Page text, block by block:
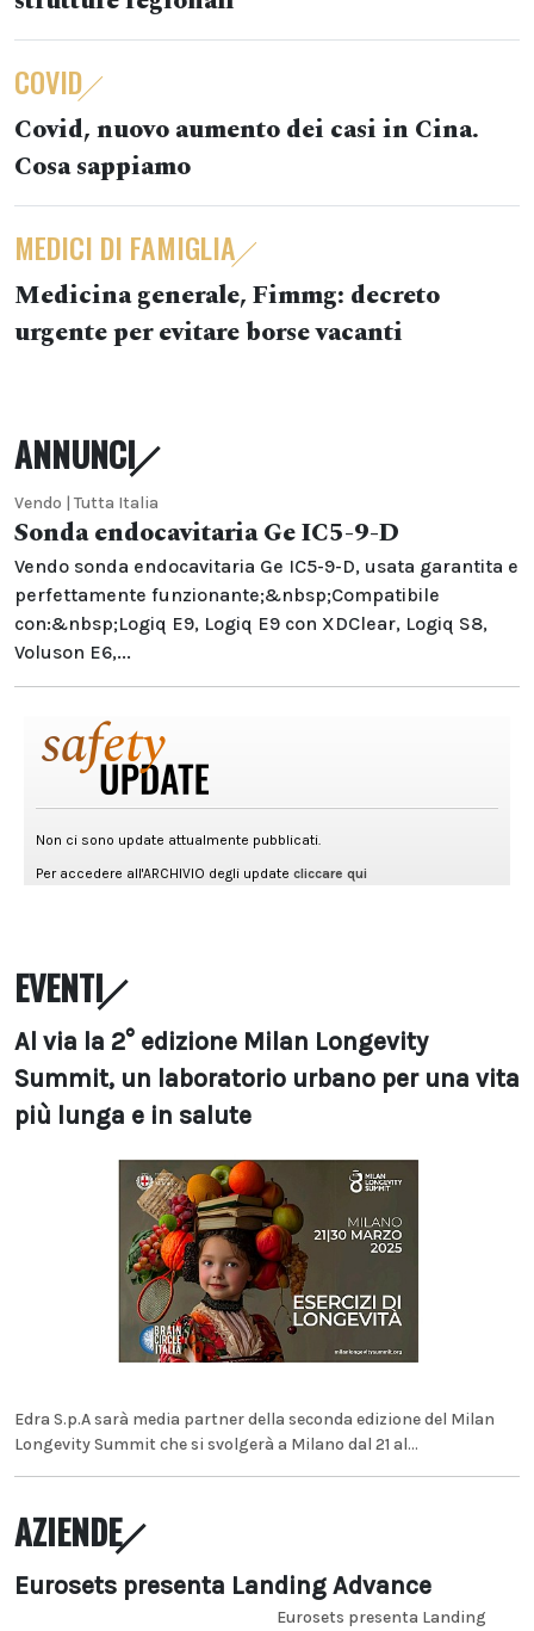
COVID
Covid, nuovo aumento dei casi in Cina.
Cosa sappiamo
MEDICI DI FAMIGLIA
Medicina generale, Fimmg: decreto
urgente per evitare borse vacanti
ANNUNCI
Vendo | Tutta Italia
Sonda endocavitaria Ge IC5-9-D
Vendo sonda endocavitaria Ge IC5-9-D, usata garantita e
perfettamente funzionante;&nbsp;Compatibile
con:&nbsp;Logiq E9, Logiq E9 con XDClear, Logiq S8,
Voluson E6,...
EVENTI
Al via la 2° edizione Milan Longevity
Summit, un laboratorio urbano per una vita
più lunga e in salute
Edra S.p.A sarà media partner della seconda edizione del Milan
Longevity Summit che si svolgerà a Milano dal 21 al...
AZIENDE
Eurosets presenta Landing Advance
Eurosets presenta Landing